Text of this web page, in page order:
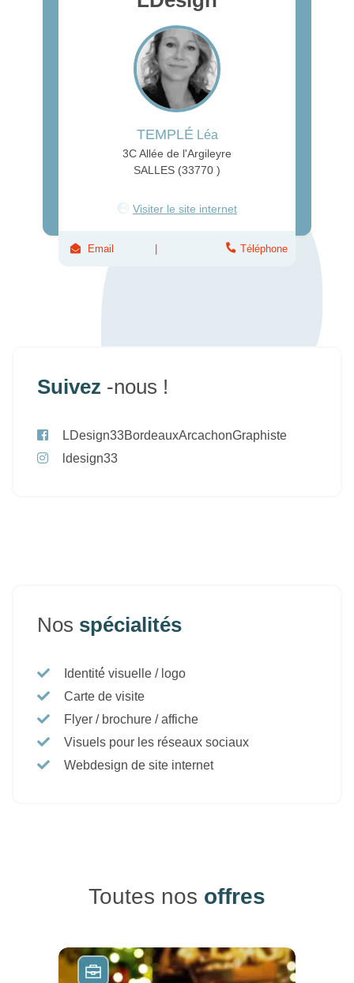
TEMPLÉ Léa
3C Allée de l'Argileyre
SALLES (33770 )
Visiter le site internet
Email Téléphone
Suivez -nous !
LDesign33BordeauxArcachonGraphiste
ldesign33
Nos spécialités
Identité́ visuelle / logo
Carte de visite
Flyer / brochure / affiche
Visuels pour les réseaux sociaux
Webdesign de site internet
Toutes nos offres